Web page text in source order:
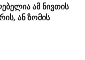
ამ ნივთის
ან ზომის